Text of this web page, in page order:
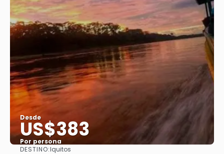
Desde
US$383
Por persona
DESTINO:Iquitos